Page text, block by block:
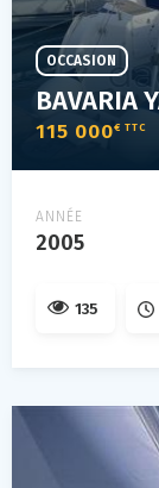
115 000€ TTC
OCCASION
ANNÉE
2005
135